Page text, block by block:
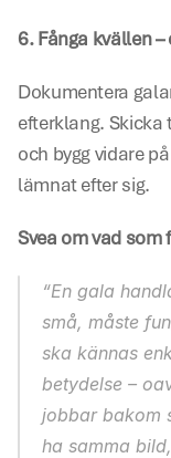
6. Fånga kvällen
Dokumentera
efterklang.
och bygg vidare
lämnat efter sig.
Svea om vad som
“En gala
små, måste
ska kännas
betydelse –
jobbar bakom
ha samma